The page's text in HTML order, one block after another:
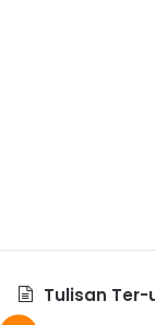
Tulisan